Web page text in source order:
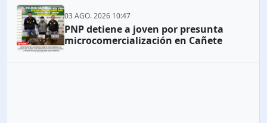
03 AGO. 2026 10:47
PNP detiene a joven por presunta
microcomercialización en Cañete